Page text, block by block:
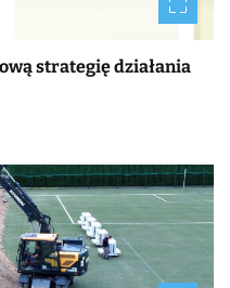
strategię działania